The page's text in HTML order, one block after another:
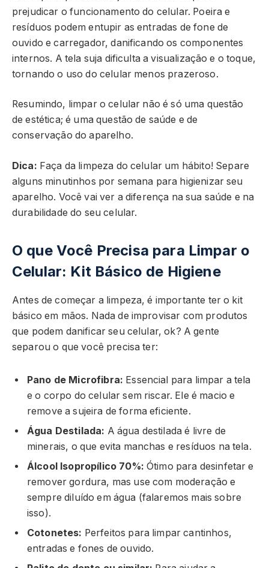
prejudicar o funcionamento do celular. Poeira e
resíduos podem entupir as entradas de fone de
ouvido e carregador, danificando os componentes
internos. A tela suja dificulta a visualização e o toque,
tornando o uso do celular menos prazeroso.
Resumindo, limpar o celular não é só uma questão
de estética; é uma questão de saúde e de
conservação do aparelho.
Dica: Faça da limpeza do celular um hábito! Separe
alguns minutinhos por semana para higienizar seu
aparelho. Você vai ver a diferença na sua saúde e na
durabilidade do seu celular.
O que Você Precisa para Limpar o
Celular: Kit Básico de Higiene
Antes de começar a limpeza, é importante ter o kit
básico em mãos. Nada de improvisar com produtos
que podem danificar seu celular, ok? A gente
separou o que você precisa ter:
Pano de Microfibra: Essencial para limpar a tela
e o corpo do celular sem riscar. Ele é macio e
remove a sujeira de forma eficiente.
Água Destilada: A água destilada é livre de
minerais, o que evita manchas e resíduos na tela.
Álcool Isopropílico 70%: Ótimo para desinfetar e
remover gordura, mas use com moderação e
sempre diluído em água (falaremos mais sobre
isso).
Cotonetes: Perfeitos para limpar cantinhos,
entradas e fones de ouvido.